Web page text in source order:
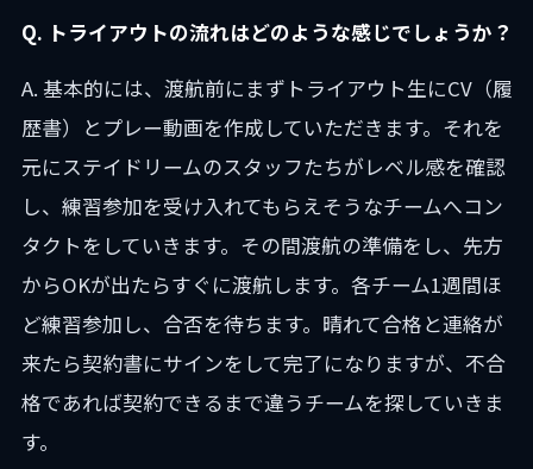
Q. トライアウトの流れはどのような感じでしょうか？
A. 基本的には、渡航前にまずトライアウト生にCV（履
歴書）とプレー動画を作成していただきます。それを
元にステイドリームのスタッフたちがレベル感を確認
し、練習参加を受け入れてもらえそうなチームへコン
タクトをしていきます。その間渡航の準備をし、先方
からOKが出たらすぐに渡航します。各チーム1週間ほ
ど練習参加し、合否を待ちます。晴れて合格と連絡が
来たら契約書にサインをして完了になりますが、不合
格であれば契約できるまで違うチームを探していきま
す。